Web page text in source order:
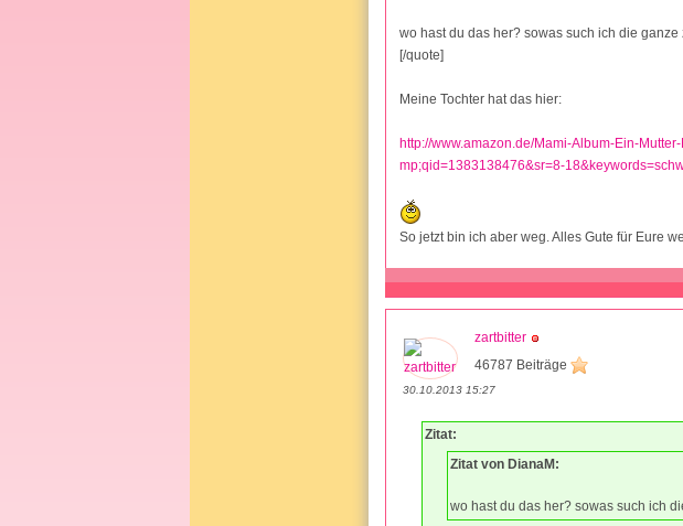
wo hast du das her? sowas such ich die ganze
[/quote]
Meine Tochter hat das hier:
http://www.amazon.de/Mami-Album-Ein-
mp;qid=1383138476&sr=8-
So jetzt bin ich aber weg. Alles Gute für Eure
zartbitter
46787 Beiträge
30.10.2013 15:27
Zitat:
Zitat von DianaM:
wo hast du das her? sowas such ich